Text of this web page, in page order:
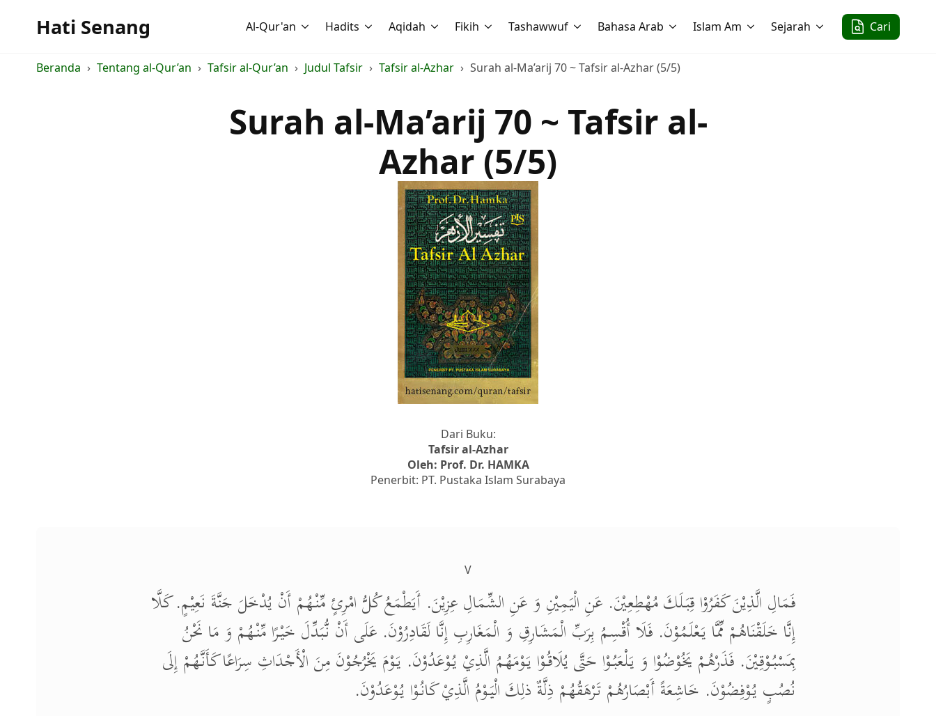
Hati Senang Al-Qur'an Hadits Aqidah Fikih Tashawwuf Bahasa Arab Islam Am Sejarah Cari
Beranda Tentang al-Qur’an Tafsir al-Qur’an Judul Tafsir Tafsir al-Azhar Surah al-Ma’arij 70 ~ Tafsir al-Azhar (5/5)
Surah al-Ma’arij 70 ~ Tafsir al-
Azhar (5/5)
Dari Buku:
Tafsir al-Azhar
Oleh: Prof. Dr. HAMKA
Penerbit: PT. Pustaka Islam Surabaya
V
فَمَالِ الَّذِيْنَ كَفَرُوْا قِبَلَكَ مُهْطِعِيْنَ. عَنِ الْيَمِيْنِ وَ عَنِ الشِّمَالِ عِزِيْنَ. أَيَطْمَعُ كُلُّ امْرِئٍ مِّنْهُمْ أَنْ يُدْخَلَ جَنَّةَ نَعِيْمٍ. كَلَّا
إِنَّا خَلَقْنَاهُمْ مِّمَّا يَعْلَمُوْنَ. فَلَا أُقْسِمُ بِرَبِّ الْمَشَارِقِ وَ الْمَغَارِبِ إِنَّا لَقَادِرُوْنَ. عَلَى أَنْ نُّبَدِّلَ خَيْرًا مِّنْهُمْ وَ مَا نَحْنُ
بِمَسْبُوْقِيْنَ. فَذَرْهُمْ يَخُوْضُوْا وَ يَلْعَبُوْا حَتَّى يُلَاقُوْا يَوْمَهُمُ الَّذِيْ يُوْعَدُوْنَ. يَوْمَ يَخْرُجُوْنَ مِنَ الْأَجْدَاثِ سِرَاعًا كَأَنَّهُمْ إِلَى
نُصُبٍ يُوْفِضُوْنَ. خَاشِعَةً أَبْصَارُهُمْ تَرْهَقُهُمْ ذِلَّةٌ ذلِكَ الْيَوْمُ الَّذِيْ كَانُوْا يُوْعَدُوْنَ.